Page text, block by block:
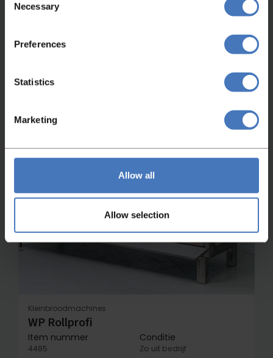
Selection
Necessary
Preferences
Statistics
Marketing
Allow all
Allow selection
Kleinbroodmachines
WP Rollprofi
Item nummer
4485
Conditie
Zo uit bedrijf